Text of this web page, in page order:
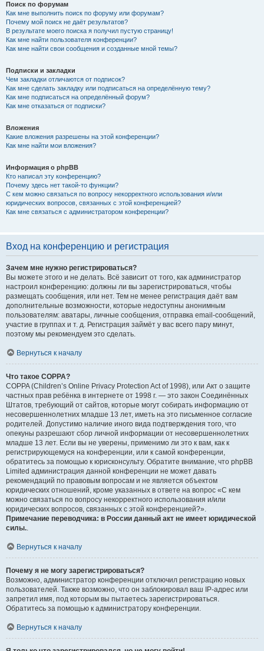
Поиск по форумам
Как мне выполнить поиск по форуму или форумам?
Почему мой поиск не даёт результатов?
В результате моего поиска я получил пустую страницу!
Как мне найти пользователя конференции?
Как мне найти свои сообщения и созданные мной темы?
Подписки и закладки
Чем закладки отличаются от подписок?
Как мне сделать закладку или подписаться на определённую тему?
Как мне подписаться на определённый форум?
Как мне отказаться от подписки?
Вложения
Какие вложения разрешены на этой конференции?
Как мне найти мои вложения?
Информация о phpBB
Кто написал эту конференцию?
Почему здесь нет такой-то функции?
С кем можно связаться по вопросу некорректного использования и/или
юридических вопросов, связанных с этой конференцией?
Как мне связаться с администратором конференции?
Вход на конференцию и регистрация
Зачем мне нужно регистрироваться?
Вы можете этого и не делать. Всё зависит от того, как администратор
настроил конференцию: должны ли вы зарегистрироваться, чтобы
размещать сообщения, или нет. Тем не менее регистрация даёт вам
дополнительные возможности, которые недоступны анонимным
пользователям: аватары, личные сообщения, отправка email-сообщений,
участие в группах и т. д. Регистрация займёт у вас всего пару минут,
поэтому мы рекомендуем это сделать.
Вернуться к началу
Что такое COPPA?
COPPA (Children’s Online Privacy Protection Act of 1998), или Акт о защите
частных прав ребёнка в интернете от 1998 г. — это закон Соединённых
Штатов, требующий от сайтов, которые могут собирать информацию от
несовершеннолетних младше 13 лет, иметь на это письменное согласие
родителей. Допустимо наличие иного вида подтверждения того, что
опекуны разрешают сбор личной информации от несовершеннолетних
младше 13 лет. Если вы не уверены, применимо ли это к вам, как к
регистрирующемуся на конференции, или к самой конференции,
обратитесь за помощью к юрисконсульту. Обратите внимание, что phpBB
Limited администрация данной конференции не может давать
рекомендаций по правовым вопросам и не является объектом
юридических отношений, кроме указанных в ответе на вопрос «С кем
можно связаться по вопросу некорректного использования и/или
юридических вопросов, связанных с этой конференцией?».
Примечание переводчика: в России данный акт не имеет юридической
силы..
Вернуться к началу
Почему я не могу зарегистрироваться?
Возможно, администратор конференции отключил регистрацию новых
пользователей. Также возможно, что он заблокировал ваш IP-адрес или
запретил имя, под которым вы пытаетесь зарегистрироваться.
Обратитесь за помощью к администратору конференции.
Вернуться к началу